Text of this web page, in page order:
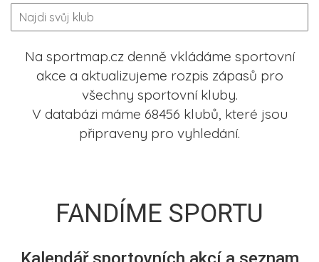
Na sportmap.cz denně vkládáme sportovní
akce a aktualizujeme rozpis zápasů pro
všechny sportovní kluby.
V databázi máme 68456 klubů, které jsou
připraveny pro vyhledání.
FANDÍME SPORTU